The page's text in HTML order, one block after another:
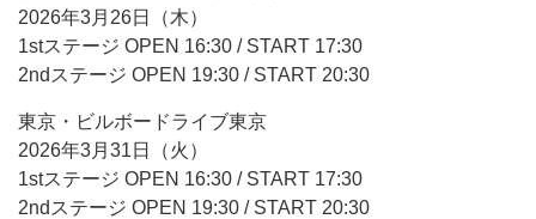
2026年3月26日（木）
1stステージ OPEN 16:30 / START 17:30
2ndステージ OPEN 19:30 / START 20:30
東京・ビルボードライブ東京
2026年3月31日（火）
1stステージ OPEN 16:30 / START 17:30
2ndステージ OPEN 19:30 / START 20:30